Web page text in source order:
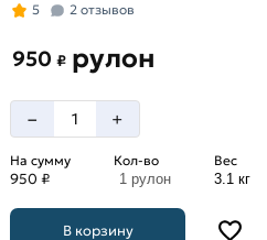
5 2 отзывов
950₽ рулон
– +
На сумму
950 ₽
Кол-во
1 рулон
Вес
3.1 кг
В корзину